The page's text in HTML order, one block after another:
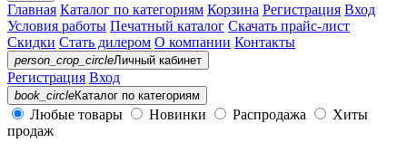
Главная Каталог по категориям Корзина Регистрация Вход
Условия работы Печатный каталог Скачать прайс-лист
Скидки Стать дилером О компании Контакты
person_crop_circleЛичный кабинет
Регистрация Вход
book_circleКаталог по категориям
Любые товары Новинки Распродажа
Хиты
продаж